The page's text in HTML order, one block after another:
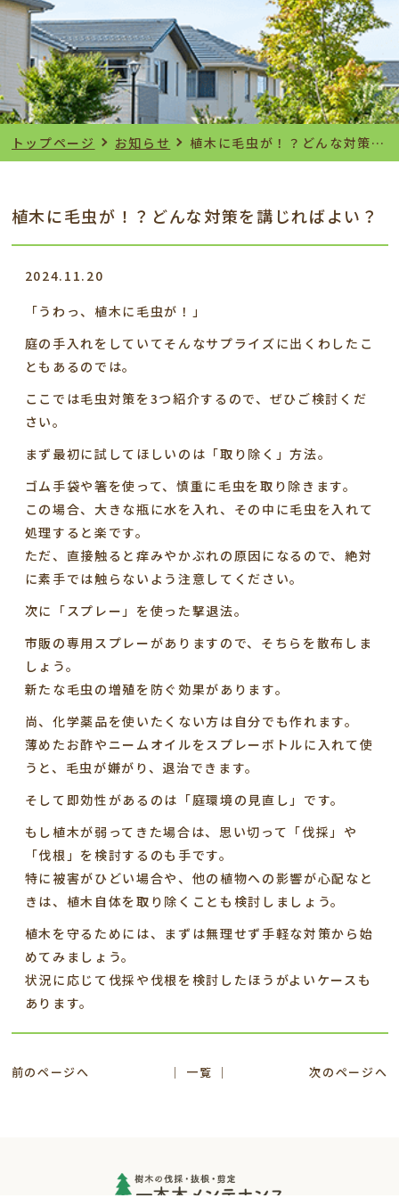
トップページ お知らせ 植木に毛虫が！？どんな対策を講じればよい？
植木に毛虫が！？どんな対策を講じればよい？
2024.11.20
「うわっ、植木に毛虫が！」
庭の手入れをしていてそんなサプライズに出くわしたこ
ともあるのでは。
ここでは毛虫対策を3つ紹介するので、ぜひご検討くだ
さい。
まず最初に試してほしいのは「取り除く」方法。
ゴム手袋や箸を使って、慎重に毛虫を取り除きます。
この場合、大きな瓶に水を入れ、その中に毛虫を入れて
処理すると楽です。
ただ、直接触ると痒みやかぶれの原因になるので、絶対
に素手では触らないよう注意してください。
次に「スプレー」を使った撃退法。
市販の専用スプレーがありますので、そちらを散布しま
しょう。
新たな毛虫の増殖を防ぐ効果があります。
尚、化学薬品を使いたくない方は自分でも作れます。
薄めたお酢やニームオイルをスプレーボトルに入れて使
うと、毛虫が嫌がり、退治できます。
そして即効性があるのは「庭環境の見直し」です。
もし植木が弱ってきた場合は、思い切って「伐採」や
「伐根」を検討するのも手です。
特に被害がひどい場合や、他の植物への影響が心配なと
きは、植木自体を取り除くことも検討しましょう。
植木を守るためには、まずは無理せず手軽な対策から始
めてみましょう。
状況に応じて伐採や伐根を検討したほうがよいケースも
あります。
前のページへ 次のページへ
│ 一覧 │